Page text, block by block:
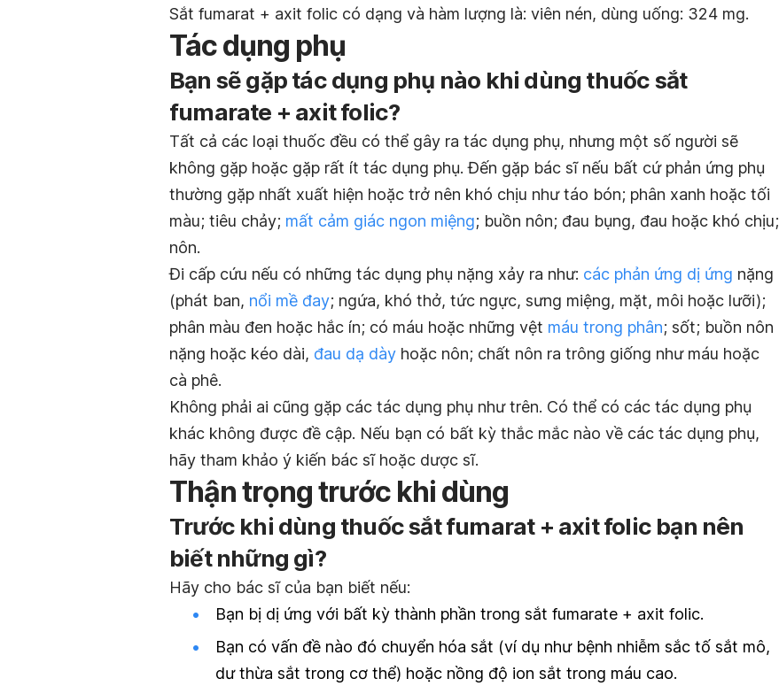
Sắt fumarat + axit folic có dạng và hàm lượng là: viên nén, dùng uống: 324 mg.
Tác dụng phụ
Bạn sẽ gặp tác dụng phụ nào khi dùng thuốc sắt
fumarate + axit folic?
Tất cả các loại thuốc đều có thể gây ra tác dụng phụ, nhưng một số người sẽ
không gặp hoặc gặp rất ít tác dụng phụ. Đến gặp bác sĩ nếu bất cứ phản ứng phụ
thường gặp nhất xuất hiện hoặc trở nên khó chịu như táo bón; phân xanh hoặc tối
màu; tiêu chảy; mất cảm giác ngon miệng; buồn nôn; đau bụng, đau hoặc khó chịu;
nôn.
Đi cấp cứu nếu có những tác dụng phụ nặng xảy ra như: các phản ứng dị ứng nặng
(phát ban, nổi mề đay; ngứa, khó thở, tức ngực, sưng miệng, mặt, môi hoặc lưỡi);
phân màu đen hoặc hắc ín; có máu hoặc những vệt máu trong phân; sốt; buồn nôn
nặng hoặc kéo dài, đau dạ dày hoặc nôn; chất nôn ra trông giống như máu hoặc
cà phê.
Không phải ai cũng gặp các tác dụng phụ như trên. Có thể có các tác dụng phụ
khác không được đề cập. Nếu bạn có bất kỳ thắc mắc nào về các tác dụng phụ,
hãy tham khảo ý kiến bác sĩ hoặc dược sĩ.
Thận trọng trước khi dùng
Trước khi dùng thuốc sắt fumarat + axit folic bạn nên
biết những gì?
Hãy cho bác sĩ của bạn biết nếu:
Bạn bị dị ứng với bất kỳ thành phần trong sắt fumarate + axit folic.
Bạn có vấn đề nào đó chuyển hóa sắt (ví dụ như bệnh nhiễm sắc tố sắt mô,
dư thừa sắt trong cơ thể) hoặc nồng độ ion sắt trong máu cao.